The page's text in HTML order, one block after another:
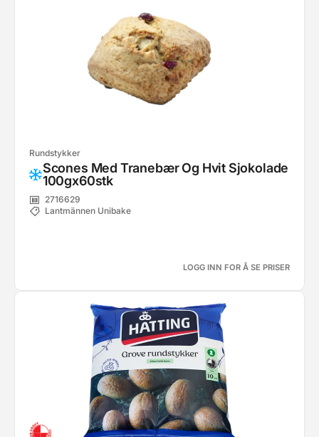
Rundstykker
Scones Med Tranebær Og Hvit Sjokolade
100gx60stk
2716629
Lantmännen Unibake
LOGG INN FOR Å SE PRISER